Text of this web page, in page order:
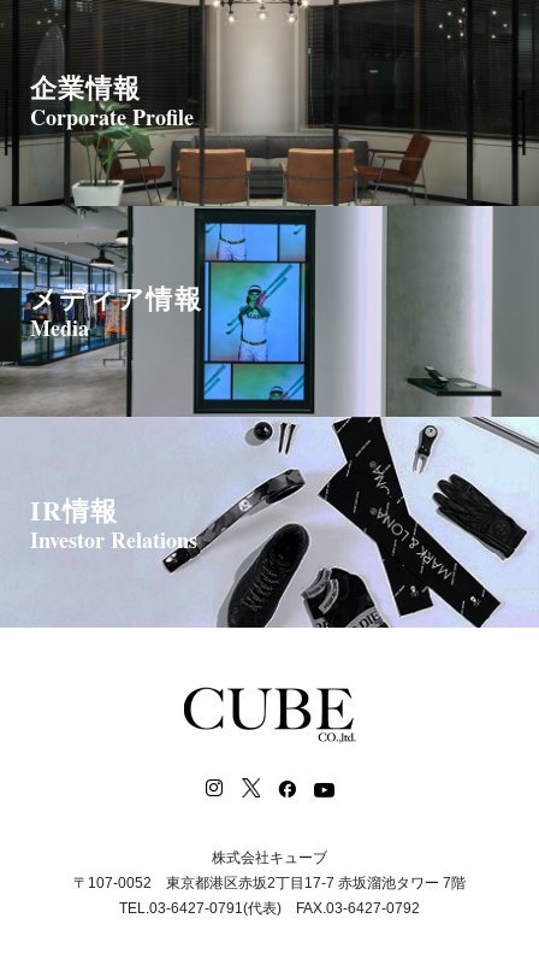
企業情報
Corporate Profile
メディア情報
Media
IR情報
Investor Relations
株式会社キューブ
〒107-0052 東京都港区赤坂2丁目17-7 赤坂溜池タワー 7階
TEL.03-6427-0791(代表) FAX.03-6427-0792